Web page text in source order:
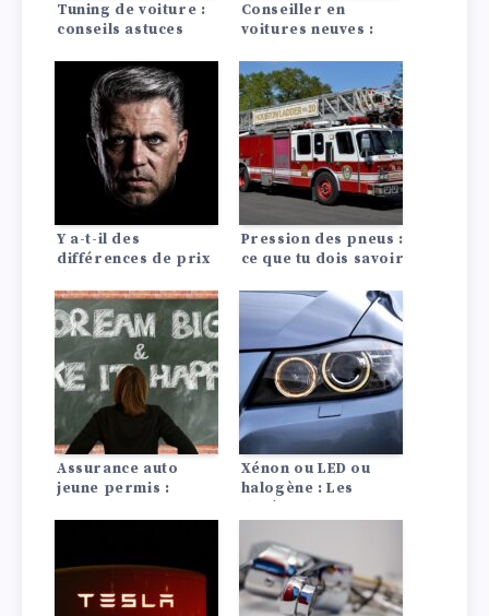
Tuning de voiture :
conseils astuces
Conseiller en
voitures neuves :
convient le mieux ?
Y a-t-il des
différences de prix
entre les Lada?
Pression des pneus :
ce que tu dois savoir
Assurance auto
jeune permis :
Xénon ou LED ou
halogène : Les